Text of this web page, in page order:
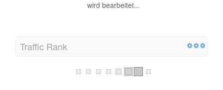
wird bearbeitet...
Traffic Rank